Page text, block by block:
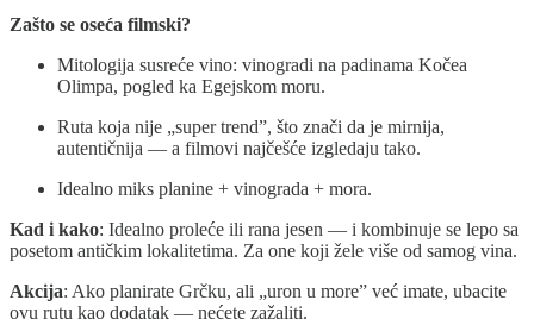
Zašto se oseća filmski?
Mitologija susreće vino: vinogradi na padinama Kočea
Olimpa, pogled ka Egejskom moru.
Ruta koja nije „super trend”, što znači da je mirnija,
autentičnija — a filmovi najčešće izgledaju tako.
Idealno miks planine + vinograda + mora.
Kad i kako: Idealno proleće ili rana jesen — i kombinuje se lepo sa
posetom antičkim lokalitetima. Za one koji žele više od samog vina.
Akcija: Ako planirate Grčku, ali „uron u more” već imate, ubacite
ovu rutu kao dodatak — nećete zažaliti.